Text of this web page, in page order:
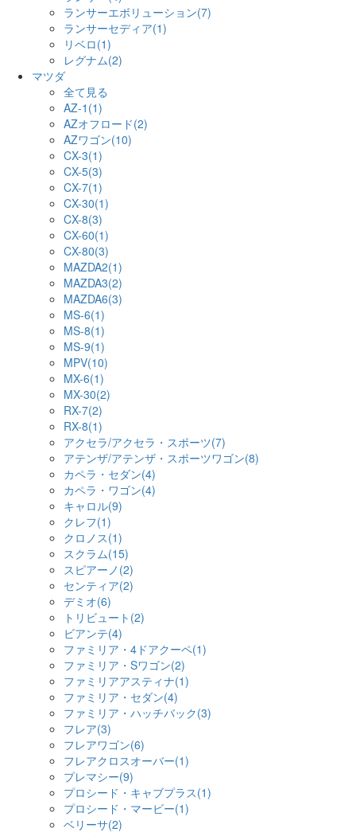
ランサーエボリューション(7)
ランサーセディア(1)
リベロ(1)
レグナム(2)
マツダ
全て見る
AZ-1(1)
AZオフロード(2)
AZワゴン(10)
CX-3(1)
CX-5(3)
CX-7(1)
CX-30(1)
CX-8(3)
CX-60(1)
CX-80(3)
MAZDA2(1)
MAZDA3(2)
MAZDA6(3)
MS-6(1)
MS-8(1)
MS-9(1)
MPV(10)
MX-6(1)
MX-30(2)
RX-7(2)
RX-8(1)
アクセラ/アクセラ・スポーツ(7)
アテンザ/アテンザ・スポーツワゴン(8)
カペラ・セダン(4)
カペラ・ワゴン(4)
キャロル(9)
クレフ(1)
クロノス(1)
スクラム(15)
スピアーノ(2)
センティア(2)
デミオ(6)
トリビュート(2)
ビアンテ(4)
ファミリア・4ドアクーペ(1)
ファミリア・Sワゴン(2)
ファミリアアスティナ(1)
ファミリア・セダン(4)
ファミリア・ハッチバック(3)
フレア(3)
フレアワゴン(6)
フレアクロスオーバー(1)
プレマシー(9)
プロシード・キャブプラス(1)
プロシード・マービー(1)
ベリーサ(2)